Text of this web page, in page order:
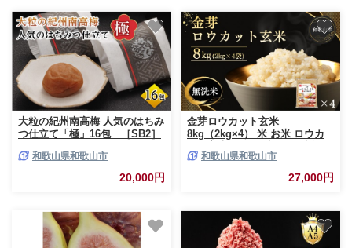
大粒の紀州南高梅 人気のはちみ
つ仕立て「極」16包 ［SB2］
和歌山県和歌山市
20,000円
金芽ロウカット玄米
8kg（2kg×4） 米 お米 ロウカ
コメ 無洗米 金芽玄米 おすすめ
玄米 和歌山県 和歌山市
和歌山県和歌山市
27,000円